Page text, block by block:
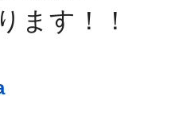
ます！！